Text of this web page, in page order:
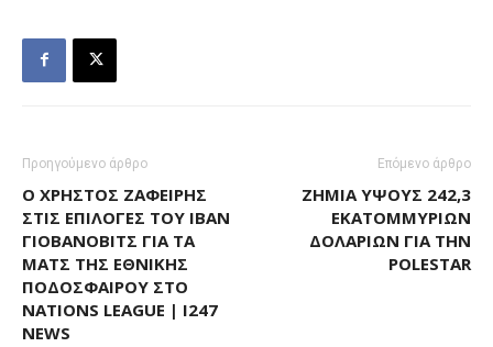
Προηγούμενο άρθρο
Ο ΧΡΉΣΤΟΣ ΖΑΦΕΊΡΗΣ
ΣΤΙΣ ΕΠΙΛΟΓΈΣ ΤΟΥ ΙΒΆΝ
ΓΙΟΒΆΝΟΒΙΤΣ ΓΙΑ ΤΑ
ΜΑΤΣ ΤΗΣ ΕΘΝΙΚΉΣ
ΠΟΔΟΣΦΑΊΡΟΥ ΣΤΟ
NATIONS LEAGUE | I247
NEWS
Επόμενο άρθρο
ΖΗΜΊΑ ΎΨΟΥΣ 242,3
ΕΚΑΤΟΜΜΥΡΊΩΝ
ΔΟΛΑΡΊΩΝ ΓΙΑ ΤΗΝ
POLESTAR